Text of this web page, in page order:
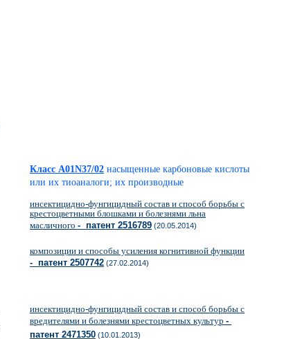
Класс A01N37/02 насыщенные карбоновые кислоты
или их тиоаналоги; их производные
инсектицидно-фунгицидный состав и способ борьбы с
крестоцветными блошками и болезнями льна
масличного - патент 2516789 (20.05.2014)
композиции и способы усиления когнитивной функции
- патент 2507742 (27.02.2014)
инсектицидно-фунгицидный состав и способ борьбы с
вредителями и болезнями крестоцветных культур -
патент 2471350 (10.01.2013)